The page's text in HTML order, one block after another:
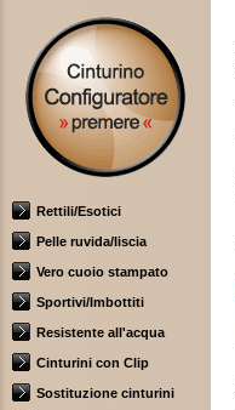
Rettili/Esotici
Pelle ruvida/liscia
Vero cuoio stampato
Sportivi/Imbottiti
Resistente all'acqua
Cinturini con Clip
Sostituzione cinturini